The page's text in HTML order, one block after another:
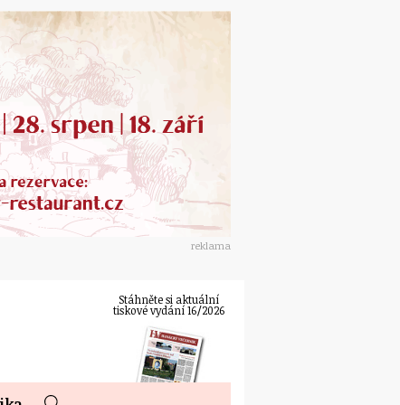
reklama
Stáhněte si aktuální
tiskové vydání 16/2026